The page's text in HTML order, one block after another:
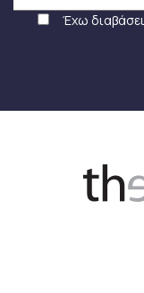
Έχω